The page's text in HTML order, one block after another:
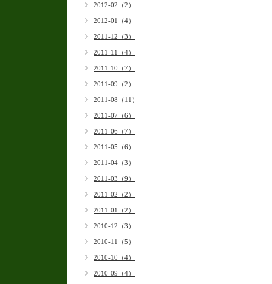
2012-02（2）
2012-01（4）
2011-12（3）
2011-11（4）
2011-10（7）
2011-09（2）
2011-08（11）
2011-07（6）
2011-06（7）
2011-05（6）
2011-04（3）
2011-03（9）
2011-02（2）
2011-01（2）
2010-12（3）
2010-11（5）
2010-10（4）
2010-09（4）